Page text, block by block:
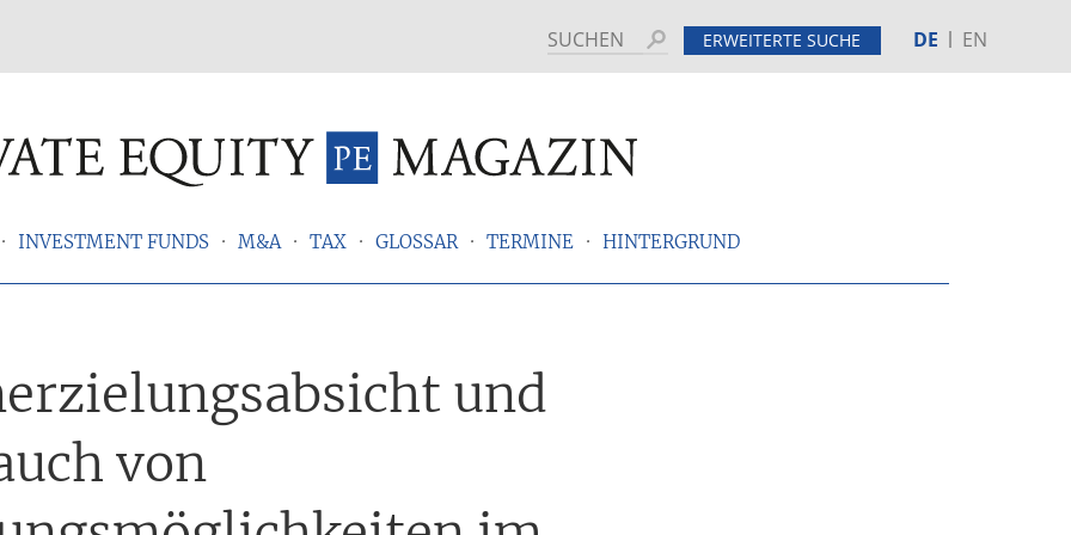
Suchen ERWEITERTE SUCHE DE EN
INVESTMENT FUNDS M&A TAX GLOSSAR TERMINE HINTERGRUND
und
von